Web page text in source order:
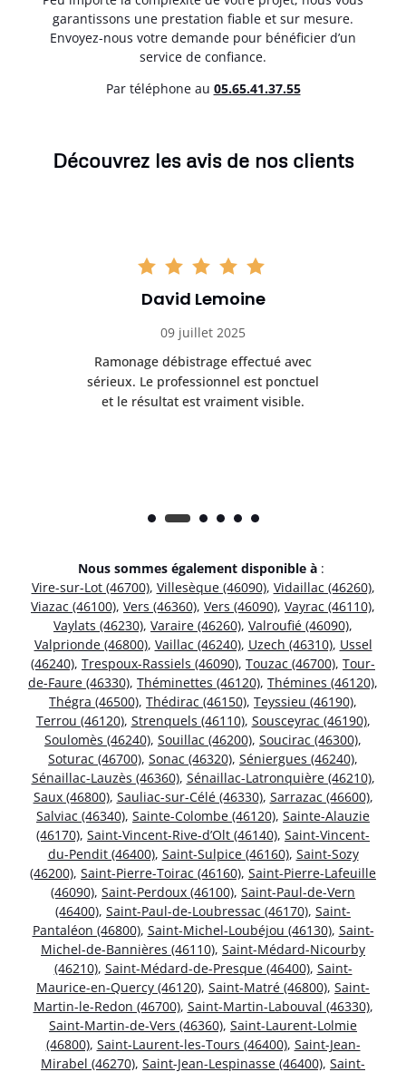
garantissons une prestation fiable et sur mesure.
Envoyez-nous votre demande pour bénéficier d’un
service de confiance.
Par téléphone au 05.65.41.37.55
Découvrez les avis de nos clients
David Lemoine
09 juillet 2025
Ramonage débistrage effectué avec
sérieux. Le professionnel est ponctuel
et le résultat est vraiment visible.
Nous sommes également disponible à :
Vire-sur-Lot (46700), Villesèque (46090), Vidaillac (46260),
Viazac (46100), Vers (46360), Vers (46090), Vayrac (46110),
Vaylats (46230), Varaire (46260), Valroufié (46090),
Valprionde (46800), Vaillac (46240), Uzech (46310), Ussel
(46240), Trespoux-Rassiels (46090), Touzac (46700), Tour-
de-Faure (46330), Théminettes (46120), Thémines (46120),
Thégra (46500), Thédirac (46150), Teyssieu (46190),
Terrou (46120), Strenquels (46110), Sousceyrac (46190),
Soulomès (46240), Souillac (46200), Soucirac (46300),
Soturac (46700), Sonac (46320), Séniergues (46240),
Sénaillac-Lauzès (46360), Sénaillac-Latronquière (46210),
Saux (46800), Sauliac-sur-Célé (46330), Sarrazac (46600),
Salviac (46340), Sainte-Colombe (46120), Sainte-Alauzie
(46170), Saint-Vincent-Rive-d’Olt (46140), Saint-Vincent-
du-Pendit (46400), Saint-Sulpice (46160), Saint-Sozy
(46200), Saint-Pierre-Toirac (46160), Saint-Pierre-Lafeuille
(46090), Saint-Perdoux (46100), Saint-Paul-de-Vern
(46400), Saint-Paul-de-Loubressac (46170), Saint-
Pantaléon (46800), Saint-Michel-Loubéjou (46130), Saint-
Michel-de-Bannières (46110), Saint-Médard-Nicourby
(46210), Saint-Médard-de-Presque (46400), Saint-
Maurice-en-Quercy (46120), Saint-Matré (46800), Saint-
Martin-le-Redon (46700), Saint-Martin-Labouval (46330),
Saint-Martin-de-Vers (46360), Saint-Laurent-Lolmie
(46800), Saint-Laurent-les-Tours (46400), Saint-Jean-
Mirabel (46270), Saint-Jean-Lespinasse (46400), Saint-